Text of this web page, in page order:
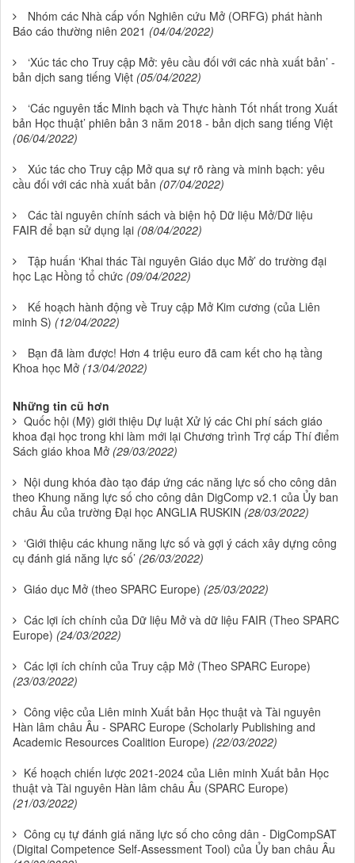
Nhóm các Nhà cấp vốn Nghiên cứu Mở (ORFG) phát hành
Báo cáo thường niên 2021 (04/04/2022)
‘Xúc tác cho Truy cập Mở: yêu cầu đối với các nhà xuất bản’ -
bản dịch sang tiếng Việt (05/04/2022)
‘Các nguyên tắc Minh bạch và Thực hành Tốt nhất trong Xuất
bản Học thuật’ phiên bản 3 năm 2018 - bản dịch sang tiếng Việt
(06/04/2022)
Xúc tác cho Truy cập Mở qua sự rõ ràng và minh bạch: yêu
cầu đối với các nhà xuất bản (07/04/2022)
Các tài nguyên chính sách và biện hộ Dữ liệu Mở/Dữ liệu
FAIR để bạn sử dụng lại (08/04/2022)
Tập huấn ‘Khai thác Tài nguyên Giáo dục Mở’ do trường đại
học Lạc Hồng tổ chức (09/04/2022)
Kế hoạch hành động về Truy cập Mở Kim cương (của Liên
minh S) (12/04/2022)
Bạn đã làm được! Hơn 4 triệu euro đã cam kết cho hạ tầng
Khoa học Mở (13/04/2022)
Những tin cũ hơn
Quốc hội (Mỹ) giới thiệu Dự luật Xử lý các Chi phí sách giáo
khoa đại học trong khi làm mới lại Chương trình Trợ cấp Thí điểm
Sách giáo khoa Mở (29/03/2022)
Nội dung khóa đào tạo đáp ứng các năng lực số cho công dân
theo Khung năng lực số cho công dân DigComp v2.1 của Ủy ban
châu Âu của trường Đại học ANGLIA RUSKIN (28/03/2022)
‘Giới thiệu các khung năng lực số và gợi ý cách xây dựng công
cụ đánh giá năng lực số’ (26/03/2022)
Giáo dục Mở (theo SPARC Europe) (25/03/2022)
Các lợi ích chính của Dữ liệu Mở và dữ liệu FAIR (Theo SPARC
Europe) (24/03/2022)
Các lợi ích chính của Truy cập Mở (Theo SPARC Europe)
(23/03/2022)
Công việc của Liên minh Xuất bản Học thuật và Tài nguyên
Hàn lâm châu Âu - SPARC Europe (Scholarly Publishing and
Academic Resources Coalition Europe) (22/03/2022)
Kế hoạch chiến lược 2021-2024 của Liên minh Xuất bản Học
thuật và Tài nguyên Hàn lâm châu Âu (SPARC Europe)
(21/03/2022)
Công cụ tự đánh giá năng lực số cho công dân - DigCompSAT
(Digital Competence Self-Assessment Tool) của Ủy ban châu Âu